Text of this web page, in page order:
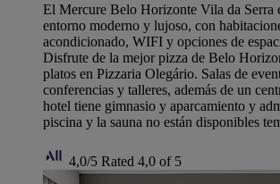
El Mercure Belo Horizonte Vila da Serra
entorno moderno y lujoso, con
acondicionado, WIFI y opciones de
Disfrute de la mejor pizza de Belo
platos en Pizzaria Olegário. Salas de
conferencias y talleres, además de un
hotel tiene gimnasio y aparcamiento y
piscina y la sauna no están disponibles
4,0/5 Rated 4,0 of 5